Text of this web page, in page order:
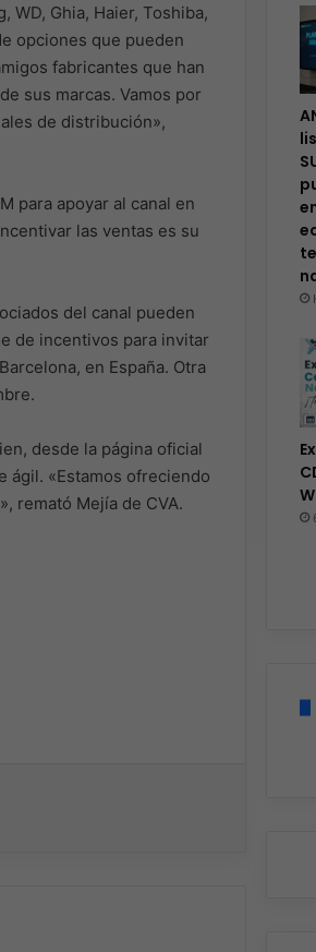
WD, Ghia, Haier, Toshiba,
opciones que pueden
fabricantes que han
sus marcas. Vamos por
de distribución»,
para apoyar al canal en
las ventas es su
del canal pueden
de incentivos para invitar
en España. Otra
desde la página oficial
ágil. «Estamos ofreciendo
remató Mejía de CVA.